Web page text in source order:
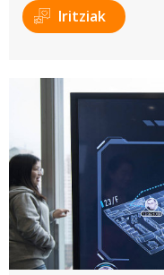
baliatzen gara. Ohar
erabiltzeko baimen
Iritziak